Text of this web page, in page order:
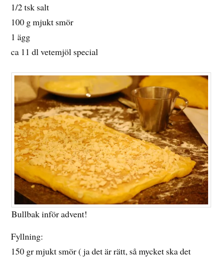
1/2 tsk salt
100 g mjukt smör
1 ägg
ca 11 dl vetemjöl special
Bullbak inför advent!
Fyllning:
150 gr mjukt smör ( ja det är rätt, så mycket ska det